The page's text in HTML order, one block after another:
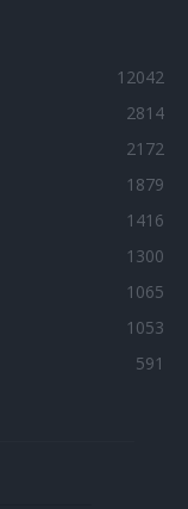
12042
2814
2172
1879
1416
1300
1065
1053
591